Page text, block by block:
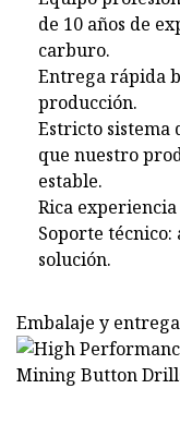
de 10 años de
carburo.
Entrega rápida
producción.
Estricto sistema
que nuestro
estable.
Rica
Soporte
solución.
Embalaje y